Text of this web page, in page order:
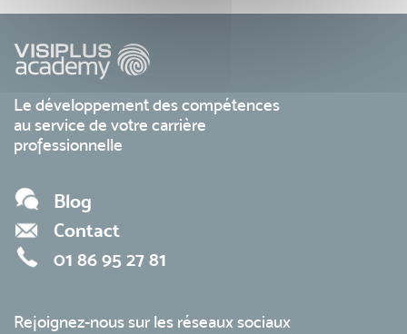
Le développement des compétences
au service de votre carrière
professionnelle
Blog
Contact
01 86 95 27 81
Rejoignez-nous sur les réseaux sociaux